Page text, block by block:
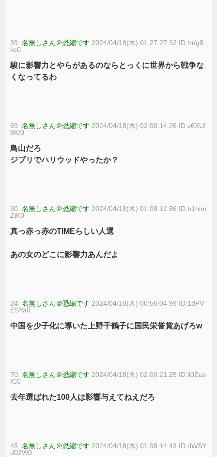
39:名無しさん＠恐縮です 2024/04/18(木) 01:27:27.32 ID:/rt/g8
kc0
駿に影響力とやらがあるのならとっくに世界から戦争な
くなってるわ
69:名無しさん＠恐縮です 2024/04/18(木) 02:00:14.26 ID:v6XUI
8K/0
鳥山だろ
ジブリでハリウッドやったか？
30:名無しさん＠恐縮です 2024/04/18(木) 01:08:12.86 ID:b1him
ZjK0
真っ赤っ赤のTIMEらしい人選
あの女のどこに影響力あんだよ
24:名無しさん＠恐縮です 2024/04/18(木) 00:56:04.99 ID:1dPV
ESYa0
中国を少子化に導いた上野千鶴子に国民栄誉賞あげろw
70:名無しさん＠恐縮です 2024/04/18(木) 02:00:21.25 ID:li0Zus
IC0
去年選ばれた100人は影響与えてねえだろ
45:名無しさん＠恐縮です 2024/04/18(木) 01:38:14.43 ID:dWSY
d02W0